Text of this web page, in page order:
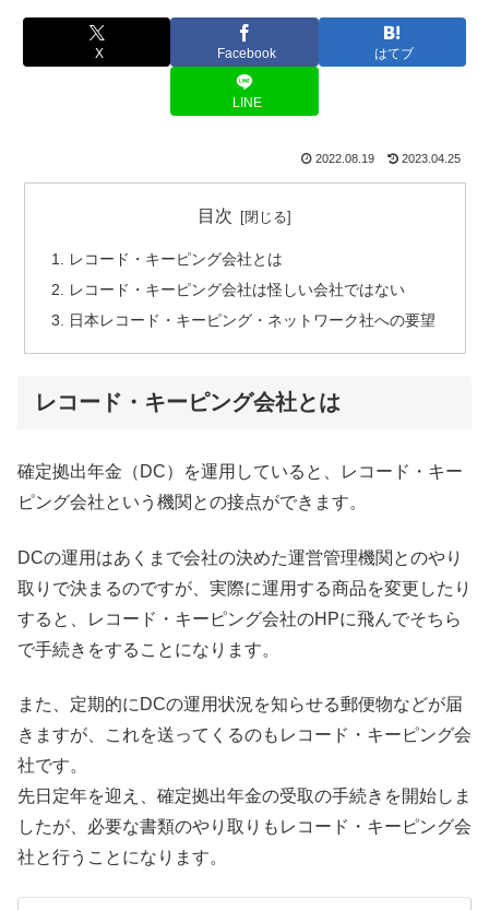
X Facebook はてブ
LINE
2022.08.19 2023.04.25
目次
レコード・キーピング会社とは
レコード・キーピング会社は怪しい会社ではない
日本レコード・キーピング・ネットワーク社への要望
レコード・キーピング会社とは
確定拠出年金（DC）を運用していると、レコード・キー
ピング会社という機関との接点ができます。
DCの運用はあくまで会社の決めた運営管理機関とのやり
取りで決まるのですが、実際に運用する商品を変更したり
すると、レコード・キーピング会社のHPに飛んでそちら
で手続きをすることになります。
また、定期的にDCの運用状況を知らせる郵便物などが届
きますが、これを送ってくるのもレコード・キーピング会
社です。
先日定年を迎え、確定拠出年金の受取の手続きを開始しま
したが、必要な書類のやり取りもレコード・キーピング会
社と行うことになります。